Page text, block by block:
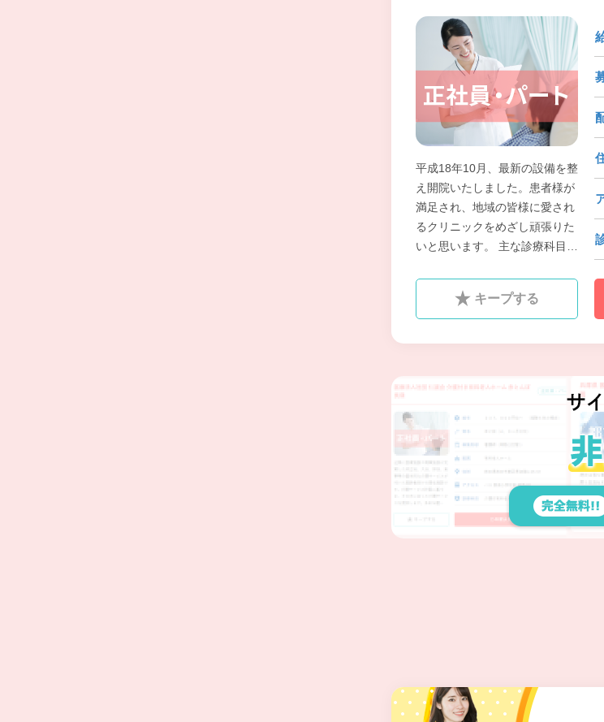
平成18年10月、最新の設備を整
え開院いたしました。患者様が
満足され、地域の皆様に愛され
るクリニックをめざし頑張りた
いと思います。 主な診療科目は
腺科、皮膚科、内科で、特に外
科治療がメインです。ハートで
察・治療をご提供します。患者
れるクリニックを目指し、医
師・医療スタッフ一丸となって
日夜努力を続けています。
キープする